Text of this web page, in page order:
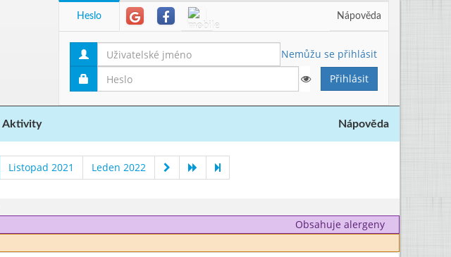
Heslo Nápověda
Nemůžu se přihlásit
Aktivity Nápověda
Listopad 2021 Leden 2022
Obsahuje alergeny